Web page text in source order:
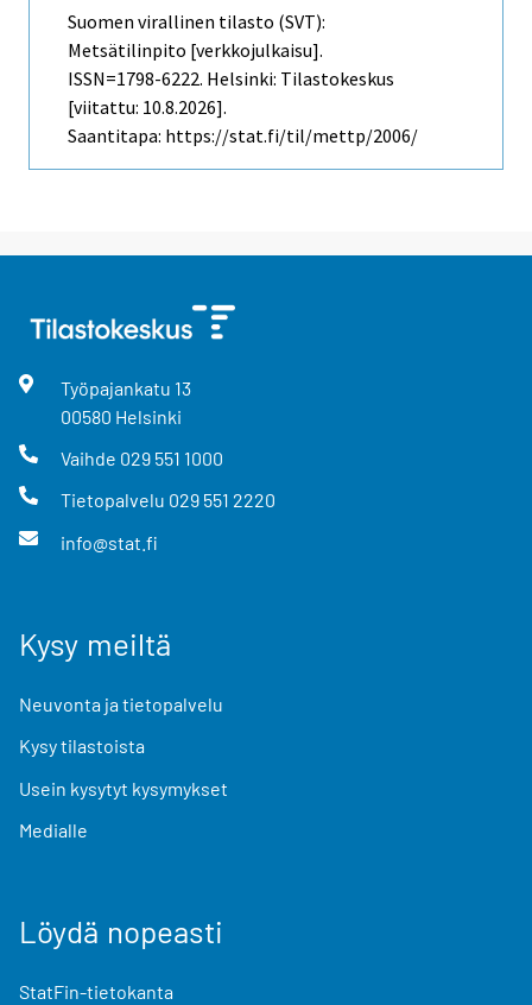
Suomen virallinen tilasto (SVT):
Metsätilinpito [verkkojulkaisu].
ISSN=1798-6222. Helsinki: Tilastokeskus
[viitattu: 10.8.2026].
Saantitapa: https://stat.fi/til/mettp/2006/
Työpajankatu 13
00580 Helsinki
Vaihde 029 551 1000
Tietopalvelu 029 551 2220
info@stat.fi
Kysy meiltä
Neuvonta ja tietopalvelu
Kysy tilastoista
Usein kysytyt kysymykset
Medialle
Löydä nopeasti
StatFin-tietokanta